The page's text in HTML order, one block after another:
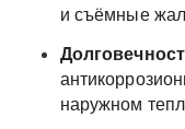
и съёмные
наружном